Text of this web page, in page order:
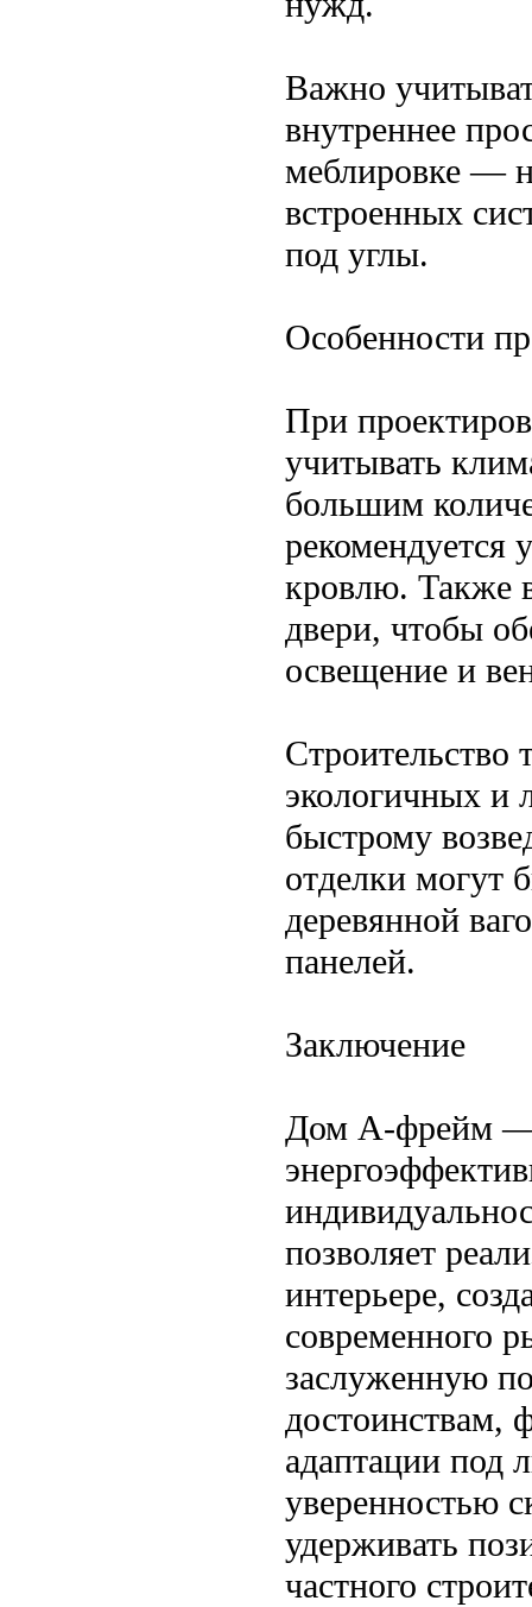
Важно
внутреннее
меблировке —
встроенных
под углы.
Особенности
При
учитывать
большим
рекомендуется
кровлю. Также
двери, чтобы
освещение и
Строительство
экологичных и
быстрому
отделки могут
деревянной
панелей.
Заключение
Дом А-фрейм —
позволяет
интерьере,
современного
заслуженную
достоинствам,
адаптации под
уверенностью
удерживать
частного